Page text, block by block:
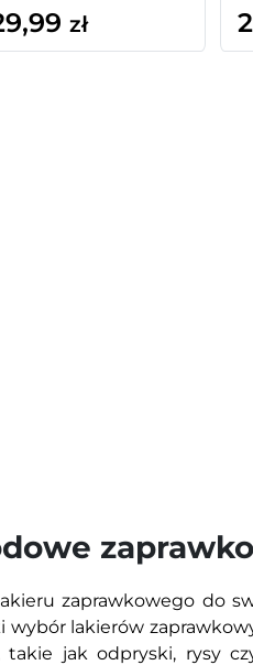
zł
zaprawkowego do
wybór lakierów
takie jak odpryski, rysy